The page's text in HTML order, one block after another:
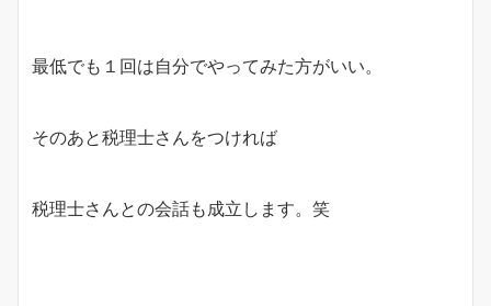
最低でも１回は自分でやってみた方がいい。
そのあと税理士さんをつければ
税理士さんとの会話も成立します。笑